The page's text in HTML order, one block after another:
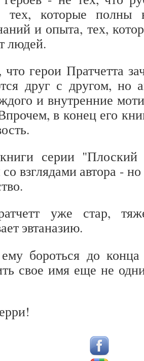
тех, которые полны
и опыта, тех,
людей.
герои Пратчетта
друг с другом, но
и внутренние
в конец его
серии
со взглядами автора -
уже стар,
эвтаназию.
бороться до
свое имя еще не